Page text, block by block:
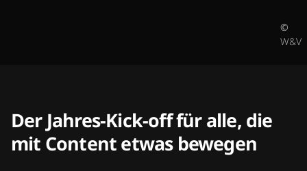
©
W&V
Der Jahres-Kick-off für alle, die
mit Content etwas bewegen